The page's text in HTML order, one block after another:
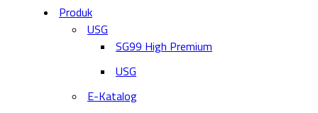
Produk
USG
SG99 High Premium
USG
E-Katalog